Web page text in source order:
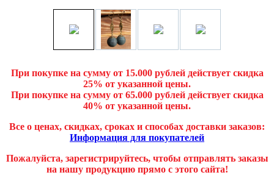
При покупке на сумму от 15.000 рублей действует скидка
25% от указанной цены.
При покупке на сумму от 65.000 рублей действует скидка
40% от указанной цены.
Все о ценах, скидках, сроках и способах доставки заказов:
Информация для покупателей
Пожалуйста, зарегистрируйтесь, чтобы отправлять заказы
на нашу продукцию прямо с этого сайта!